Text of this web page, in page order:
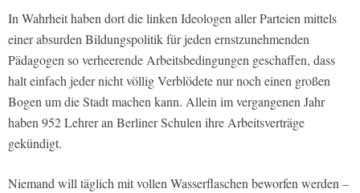
In Wahrheit haben dort die linken Ideologen aller Parteien mittels
einer absurden Bildungspolitik für jeden ernstzunehmenden
Pädagogen so verheerende Arbeitsbedingungen geschaffen, dass
halt einfach jeder nicht völlig Verblödete nur noch einen großen
Bogen um die Stadt machen kann. Allein im vergangenen Jahr
haben 952 Lehrer an Berliner Schulen ihre Arbeitsverträge
gekündigt.
Niemand will täglich mit vollen Wasserflaschen beworfen werden –